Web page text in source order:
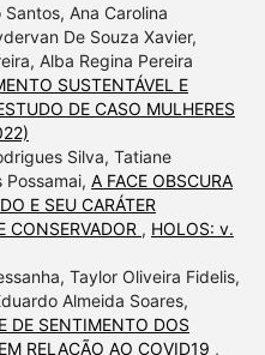
Ana Carolina
De Souza Xavier,
Alba Regina Pereira
SUSTENTÁVEL E
DE CASO MULHERES
Silva, Tatiane
A FACE OBSCURA
E SEU CARÁTER
CONSERVADOR , HOLOS: v.
Taylor Oliveira Fidelis,
Almeida Soares,
DE SENTIMENTO DOS
RELAÇÃO AO COVID19 ,